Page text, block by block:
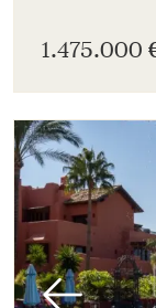
1.475.000